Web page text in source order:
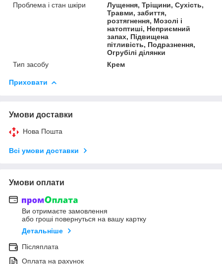
Проблема і стан шкіри
Лущення, Тріщини, Сухість,
Травми, забиття,
розтягнення, Мозолі і
натоптиші, Неприємний
запах, Підвищена
пітливість, Подразнення,
Огрубілі ділянки
Тип засобу
Крем
Приховати
Умови доставки
Нова Пошта
Всі умови доставки
Умови оплати
Ви отримаєте замовлення
або гроші повернуться на вашу картку
Детальніше
Післяплата
Оплата на рахунок